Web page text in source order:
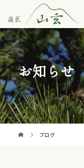
お知らせ
ブログ